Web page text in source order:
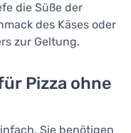
die Süße der
des Käses oder
zur Geltung.
Pizza ohne
Sie benötigen